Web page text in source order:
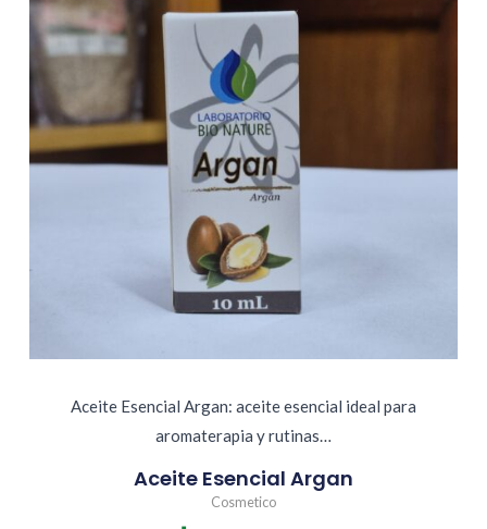
Aceite Esencial Argan: aceite esencial ideal para
aromaterapia y rutinas…
Aceite Esencial Argan
Cosmetico